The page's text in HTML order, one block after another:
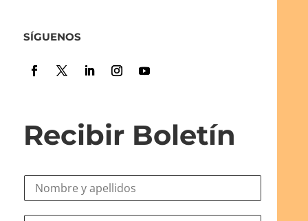
SÍGUENOS
Recibir Boletín
N
e